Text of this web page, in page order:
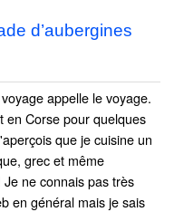
d’aubergines
appelle le voyage.
en Corse pour quelques
que je cuisine un
grec et même
Je ne connais pas très
en général mais je sais